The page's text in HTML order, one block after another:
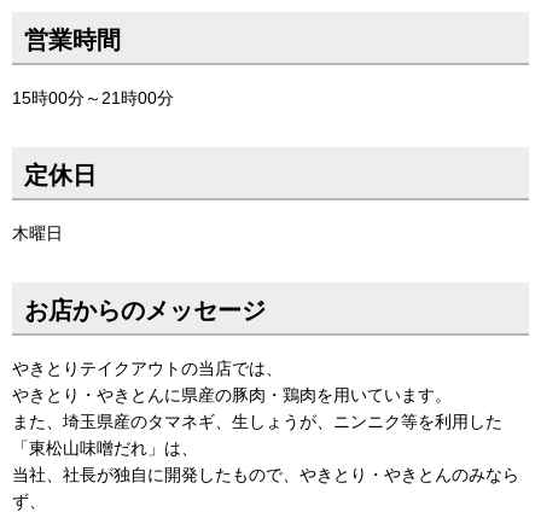
営業時間
15時00分～21時00分
定休日
木曜日
お店からのメッセージ
やきとりテイクアウトの当店では、
やきとり・やきとんに県産の豚肉・鶏肉を用いています。
また、埼玉県産のタマネギ、生しょうが、ニンニク等を利用した
「東松山味噌だれ」は、
当社、社長が独自に開発したもので、やきとり・やきとんのみなら
ず、